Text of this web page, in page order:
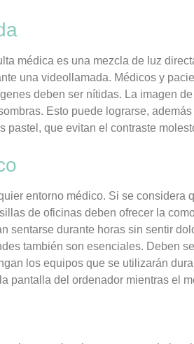
médica es una mezcla de luz
una videollamada. Médicos y
deben ser nítidas. La imagen
Esto puede lograrse,
pastel, que evitan el contraste
entorno médico. Si se considera
de oficinas deben ofrecer la
sentarse durante horas sin sentir
también son esenciales. Deben
los equipos que se utilizarán
pantalla del ordenador mientras el